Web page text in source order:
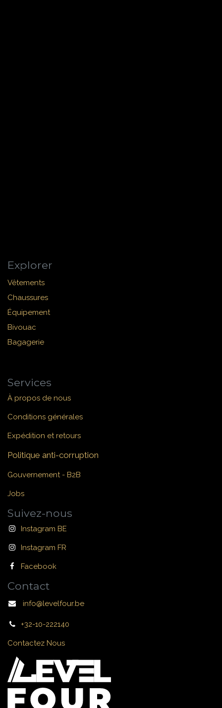
Explorer
Vêtements
Chaussures
Équipement
Bivouac
Bagagerie
Services
À propos de nous
Conditions générales
Expédition et retours
Politique anti-corruption
Gouvernement - B2B
Jobs
Suivez-nous
Instagram BE
Instagram FR
Facebook
Contact
info@levelfour.be
+32-10-222140
Contactez Nous